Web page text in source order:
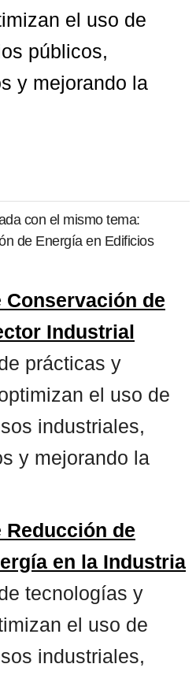
el uso de
públicos,
y mejorando la
con el mismo tema:
de Energía en Edificios
Conservación de
Industrial
prácticas y
el uso de
industriales,
y mejorando la
Reducción de
en la Industria
tecnologías y
el uso de
industriales,